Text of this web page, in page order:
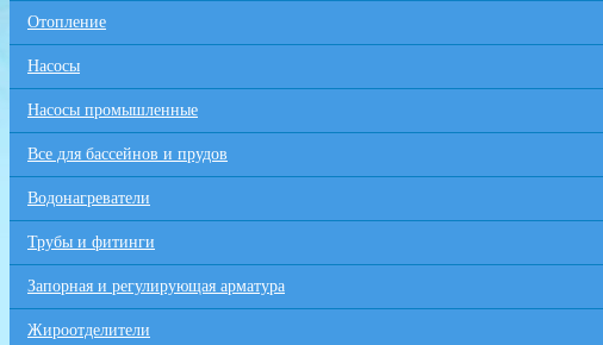
Отопление
Насосы
Насосы промышленные
Все для бaссейнов и прудов
Водонагреватели
Трубы и фитинги
Запорная и регулирующая арматура
Жироотделители